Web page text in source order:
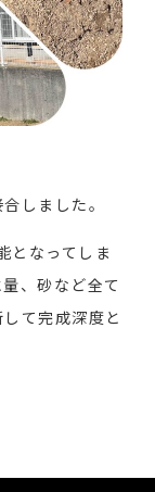
しました。
となってしま
、砂など全て
て完成深度と